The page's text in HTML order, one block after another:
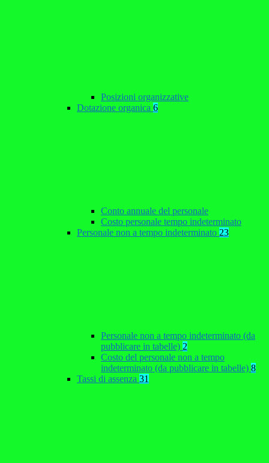
Posizioni organizzative
Dotazione organica 6
Conto annuale del personale
Costo personale tempo indeterminato
Personale non a tempo indeterminato 23
Personale non a tempo indeterminato (da
pubblicare in tabelle) 2
Costo del personale non a tempo
indeterminato (da pubblicare in tabelle) 8
Tassi di assenza 31